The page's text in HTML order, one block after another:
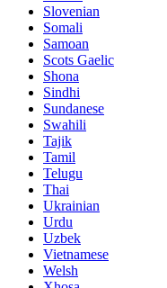
Slovenian
Somali
Samoan
Scots Gaelic
Shona
Sindhi
Sundanese
Swahili
Tajik
Tamil
Telugu
Thai
Ukrainian
Urdu
Uzbek
Vietnamese
Welsh